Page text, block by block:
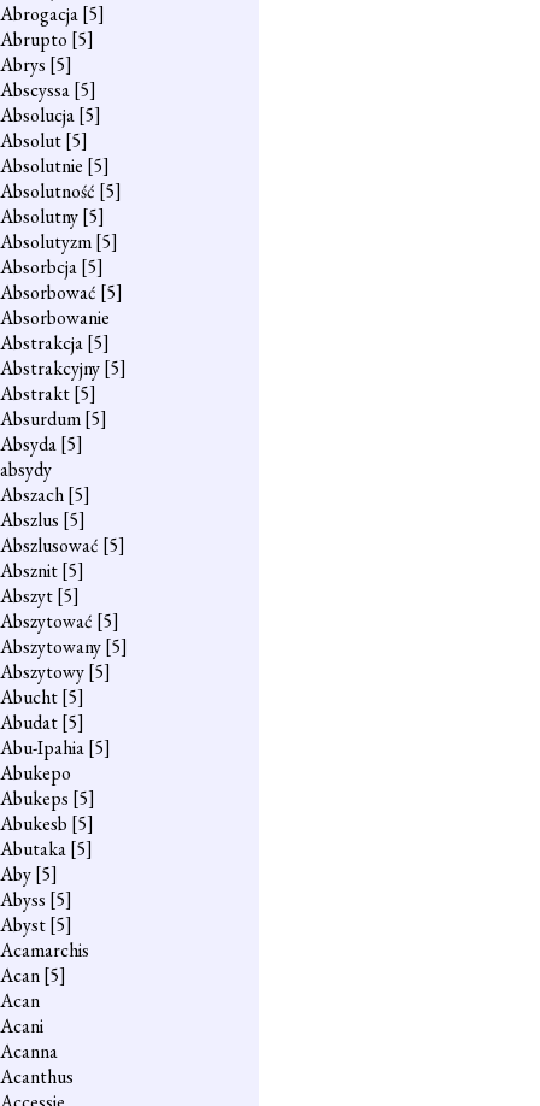
Abrogacja[5]
Abrupto [5]
Abrys [5]
Abscyssa[5]
Absolucja[5]
Absolut[5]
Absolutnie [5]
Absolutność [5]
Absolutny[5]
Absolutyzm[5]
Absorbcja[5]
Absorbować [5]
Absorbowanie
Abstrakcja[5]
Abstrakcyjny[5]
Abstrakt[5]
Absurdum[5]
Absyda[5]
absydy
Abszach[5]
Abszlus [5]
Abszlusować [5]
Absznit[5]
Abszyt[5]
Abszytować [5]
Abszytowany[5]
Abszytowy[5]
Abucht[5]
Abudat[5]
Abu-Ipahia[5]
Abukepo
Abukeps [5]
Abukesb [5]
Abutaka[5]
Aby[5]
Abyss [5]
Abyst[5]
Acamarchis
Acan[5]
Acan
Acani
Acanna
Acanthus